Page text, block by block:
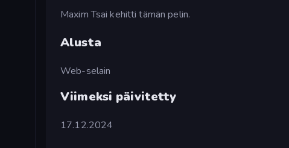
Maxim Tsai kehitti tämän pelin.
Alusta
Web-selain
Viimeksi päivitetty
17.12.2024